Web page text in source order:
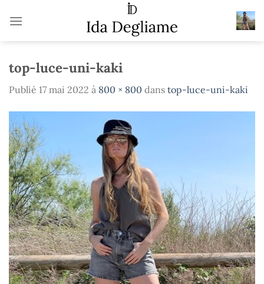
top-luce-uni-kaki
Publié 17 mai 2022 à 800 × 800 dans top-luce-uni-kaki